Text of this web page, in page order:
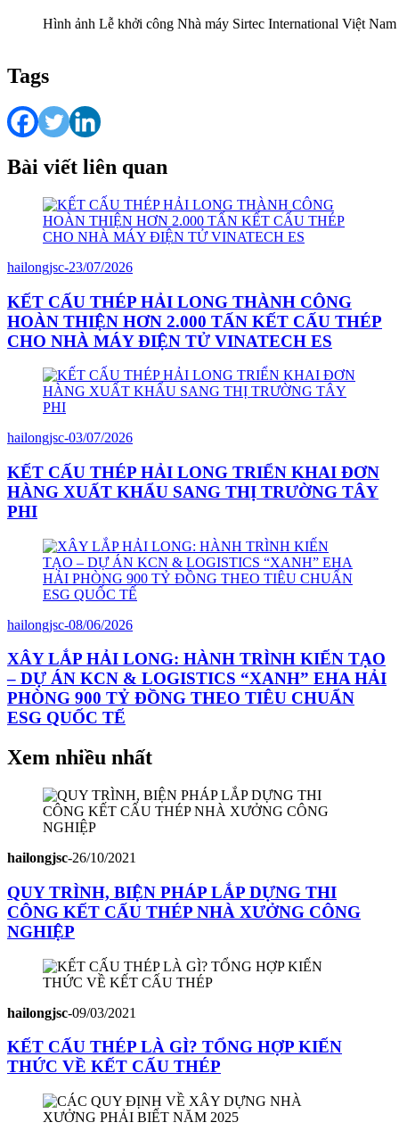
Hình ảnh Lễ khởi công Nhà máy Sirtec International Việt Nam
Tags
Bài viết liên quan
hailongjsc-23/07/2026
KẾT CẤU THÉP HẢI LONG THÀNH CÔNG
HOÀN THIỆN HƠN 2.000 TẤN KẾT CẤU THÉP
CHO NHÀ MÁY ĐIỆN TỬ VINATECH ES
hailongjsc-03/07/2026
KẾT CẤU THÉP HẢI LONG TRIỂN KHAI ĐƠN
HÀNG XUẤT KHẨU SANG THỊ TRƯỜNG TÂY
PHI
hailongjsc-08/06/2026
XÂY LẮP HẢI LONG: HÀNH TRÌNH KIẾN TẠO
– DỰ ÁN KCN & LOGISTICS “XANH” EHA HẢI
PHÒNG 900 TỶ ĐỒNG THEO TIÊU CHUẨN
ESG QUỐC TẾ
Xem nhiều nhất
hailongjsc-26/10/2021
QUY TRÌNH, BIỆN PHÁP LẮP DỰNG THI
CÔNG KẾT CẤU THÉP NHÀ XƯỞNG CÔNG
NGHIỆP
hailongjsc-09/03/2021
KẾT CẤU THÉP LÀ GÌ? TỔNG HỢP KIẾN
THỨC VỀ KẾT CẤU THÉP